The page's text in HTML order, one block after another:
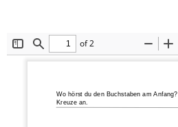
Toggle
Sidebar
Find
of 2
Zoom
Out
In
Wo hörst du den Buchstaben am Anfang?
Kreuze an.